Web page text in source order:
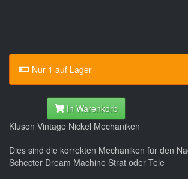
Nur 1 auf Lager
In Warenkorb
Kluson Vintage Nickel Mechaniken
Dies sind die korrekten Mechaniken für den
Schecter Dream Machine Strat oder Tele